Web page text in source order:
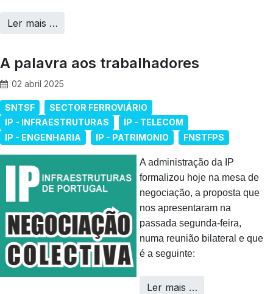
Ler mais …
A palavra aos trabalhadores
02 abril 2025
SNTSF
SECTOR FERROVIÁRIO
IP - INFRAESTRUTURAS
IP - TELECOM
IP - ENGENHARIA
IP - PATRIMONIO FNSTFPS
A administração da IP
formalizou hoje na mesa de
negociação, a proposta que
nos apresentaram na
passada segunda-feira,
numa reunião bilateral e que
é a seguinte:
Ler mais …